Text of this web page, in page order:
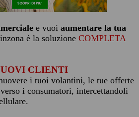
e vuoi aumentare la tua
è la soluzione COMPLETA
CLIENTI
i tuoi volantini, le tue offerte
i consumatori, intercettandoli